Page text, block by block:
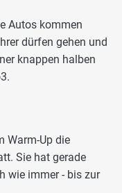
Autos kommen
dürfen gehen und
knappen halben
Warm-Up die
Sie hat gerade
wie immer - bis zur